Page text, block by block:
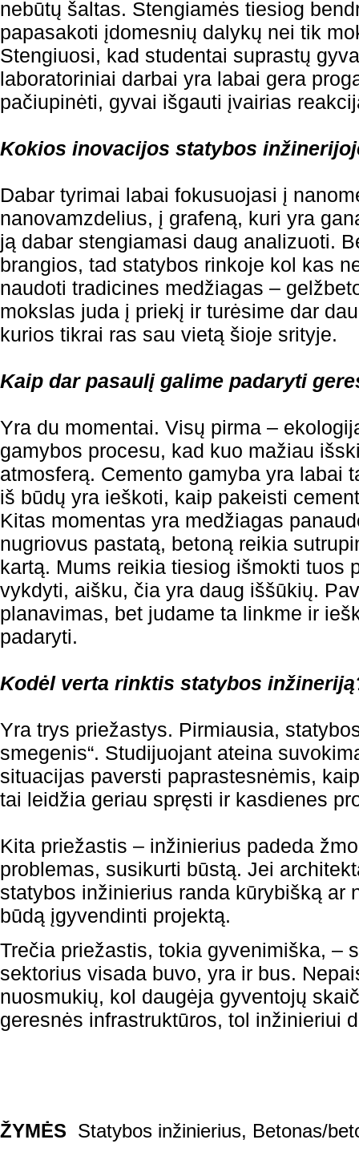
nebūtų šaltas. Stengiamės tiesiog
papasakoti įdomesnių dalykų nei tik
Stengiuosi, kad studentai suprastų
laboratoriniai darbai yra labai gera
pačiupinėti, gyvai išgauti įvairias
Kokios inovacijos statybos
Dabar tyrimai labai fokusuojasi į
nanovamzdelius, į grafeną, kuri yra
ją dabar stengiamasi daug analizuoti.
brangios, tad statybos rinkoje kol kas
naudoti tradicines medžiagas –
mokslas juda į priekį ir turėsime dar
kurios tikrai ras sau vietą šioje srityje.
Kaip dar pasaulį galime padaryti
Yra du momentai. Visų pirma –
gamybos procesu, kad kuo mažiau
atmosferą. Cemento gamyba yra labai
iš būdų yra ieškoti, kaip pakeisti
Kitas momentas yra medžiagas
nugriovus pastatą, betoną reikia
kartą. Mums reikia tiesiog išmokti tuos
vykdyti, aišku, čia yra daug iššūkių.
planavimas, bet judame ta linkme ir
padaryti.
Kodėl verta rinktis statybos
Yra trys priežastys. Pirmiausia,
smegenis“. Studijuojant ateina
situacijas paversti paprastesnėmis,
tai leidžia geriau spręsti ir kasdienes
Kita priežastis – inžinierius padeda
problemas, susikurti būstą. Jei
statybos inžinierius randa kūrybišką ar
būdą įgyvendinti projektą.
Trečia priežastis, tokia gyvenimiška, –
sektorius visada buvo, yra ir bus.
nuosmukių, kol daugėja gyventojų
geresnės infrastruktūros, tol inžinieriui
ŽYMĖS Statybos inžinierius, Betonas/